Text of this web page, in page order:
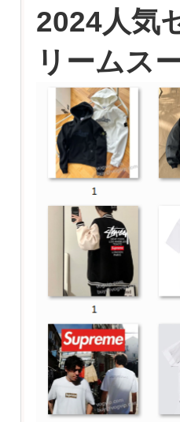
2024人気
リームス